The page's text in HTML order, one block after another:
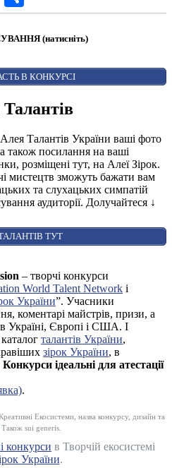
Share
(натисніть)
AWARD
В КОНКУРСІ
Талантів України ваші фото
також посилання на ваші
розміщені тут, на Алеї Зірок.
мистецтв зможуть бажати вам
та слухацьких симпатій
аудиторії. Долучайтеся ↓
ТУТ
– творчі конкурси
World Talent Network і
України”. Учасники
коментарі майстрів, призи, а
Україні, Європі і США. І
талантів України,
зірок України, в
Конкурси ідеальні для атестації
.
Екосистеми, назва конкурсу, дизайн та
Також sui generis.
конкурси в Творчій екосистемі
України.